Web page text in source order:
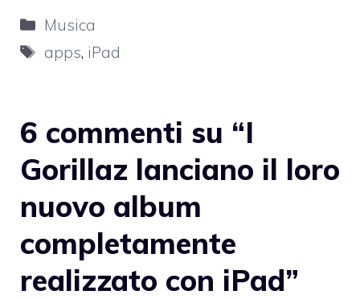
Categorie
Musica
Tag
apps, iPad
6 commenti su “I
Gorillaz lanciano il loro
nuovo album
completamente
realizzato con iPad”